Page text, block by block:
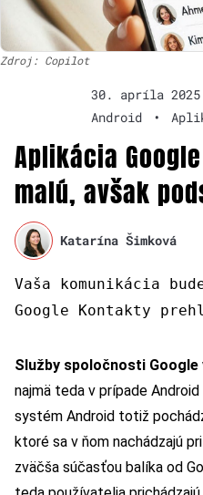
Zdroj: Copilot
30. apríla 2025
Android
•
Aplikácia
malú, avšak
Katarína Šimková
Vaša komunikácia
Google Kontakty
Služby spoločnosti Google
najmä teda v prípade
systém Android totiž
ktoré sa v ňom nachádzajú
zväčša súčasťou balíka od